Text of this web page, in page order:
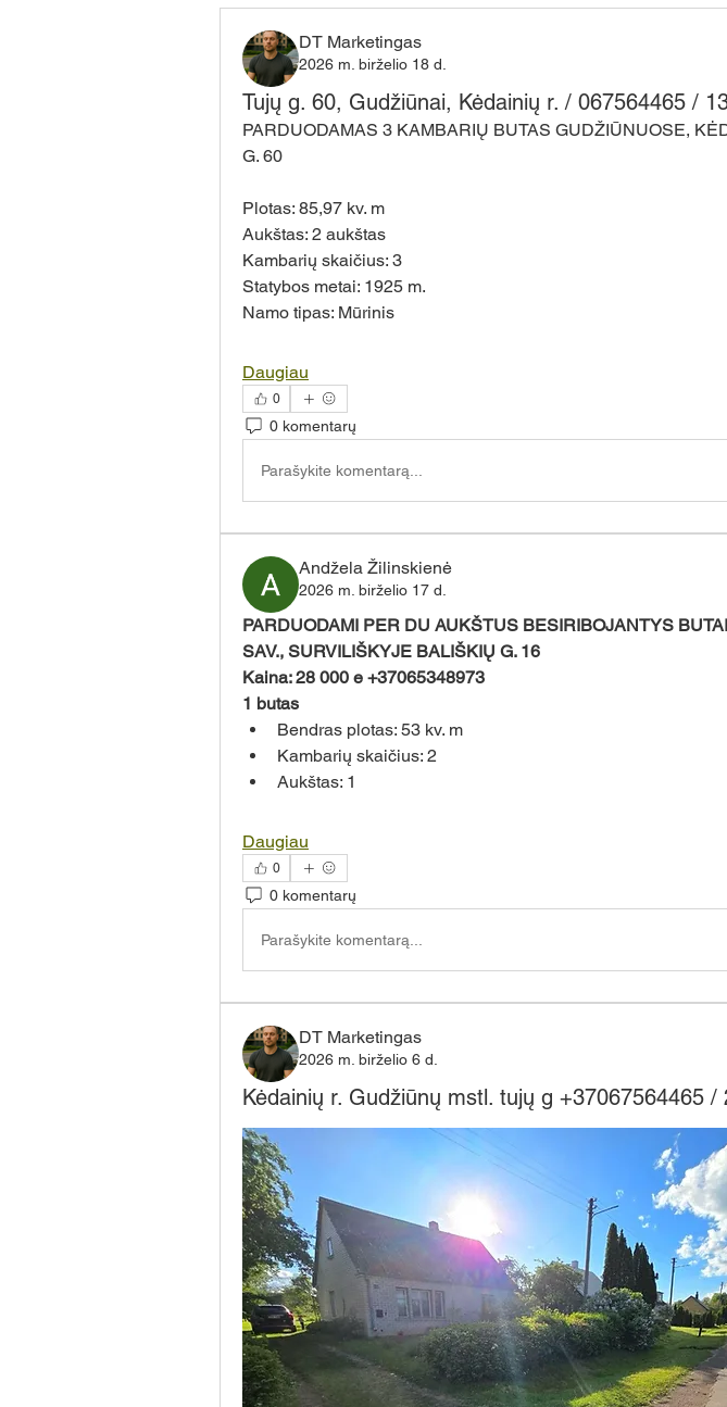
DT Marketingas
2026 m. birželio 18 d.
Tujų g. 60, Gudžiūnai, Kėdainių r. / 067564465 /
PARDUODAMAS 3 KAMBARIŲ BUTAS GUDŽIŪNUOSE,
G. 60
Plotas: 85,97 kv. m
Aukštas: 2 aukštas
Kambarių skaičius: 3
Statybos metai: 1925 m.
Namo tipas: Mūrinis
Daugiau
0
0 komentarų
Parašykite komentarą...
Andžela Žilinskienė
2026 m. birželio 17 d.
PARDUODAMI PER DU AUKŠTUS BESIRIBOJANTYS
SAV., SURVILIŠKYJE BALIŠKIŲ G. 16
Kaina: 28 000 e +37065348973
1 butas
Bendras plotas: 53 kv. m
Kambarių skaičius: 2
Aukštas: 1
Daugiau
0
0 komentarų
Parašykite komentarą...
DT Marketingas
2026 m. birželio 6 d.
Kėdainių r. Gudžiūnų mstl. tujų g +37067564465 /